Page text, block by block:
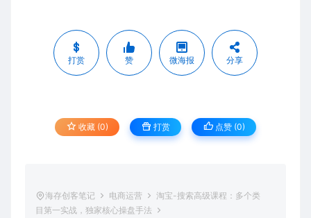
打赏 赞 微海报 分享
收藏 (0) 打赏 点赞 (0)
海存创客笔记 电商运营
淘宝-搜索高级课程：多个类
目第一实战，独家核心操盘手法